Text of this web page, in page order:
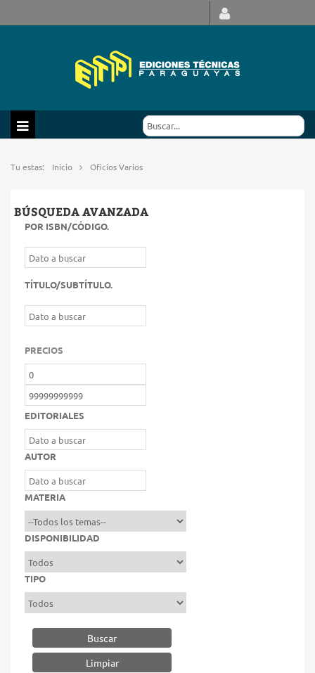
Tu estas: Inicio Oficios Varios
BÚSQUEDA AVANZADA
POR ISBN/CÓDIGO.
TÍTULO/SUBTÍTULO.
PRECIOS
EDITORIALES
AUTOR
MATERIA
DISPONIBILIDAD
TIPO
Buscar